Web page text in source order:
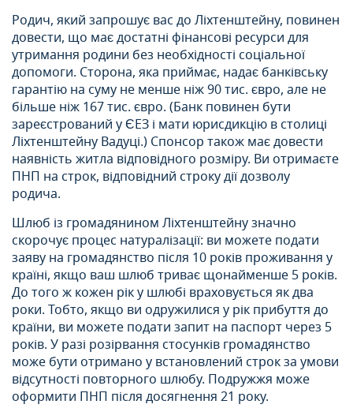
Родич, який запрошує вас до Ліхтенштейну, повинен
довести, що має достатні фінансові ресурси для
утримання родини без необхідності соціальної
допомоги. Сторона, яка приймає, надає банківську
гарантію на суму не менше ніж 90 тис. євро, але не
більше ніж 167 тис. євро. (Банк повинен бути
зареєстрований у ЄЕЗ і мати юрисдикцію в столиці
Ліхтенштейну Вадуці.) Спонсор також має довести
наявність житла відповідного розміру. Ви отримаєте
ПНП на строк, відповідний строку дії дозволу
родича.
Шлюб із громадянином Ліхтенштейну значно
скорочує процес натуралізації: ви можете подати
заяву на громадянство після 10 років проживання у
країні, якщо ваш шлюб триває щонайменше 5 років.
До того ж кожен рік у шлюбі враховується як два
роки. Тобто, якщо ви одружилися у рік прибуття до
країни, ви можете подати запит на паспорт через 5
років. У разі розірвання стосунків громадянство
може бути отримано у встановлений строк за умови
відсутності повторного шлюбу. Подружжя може
оформити ПНП після досягнення 21 року.